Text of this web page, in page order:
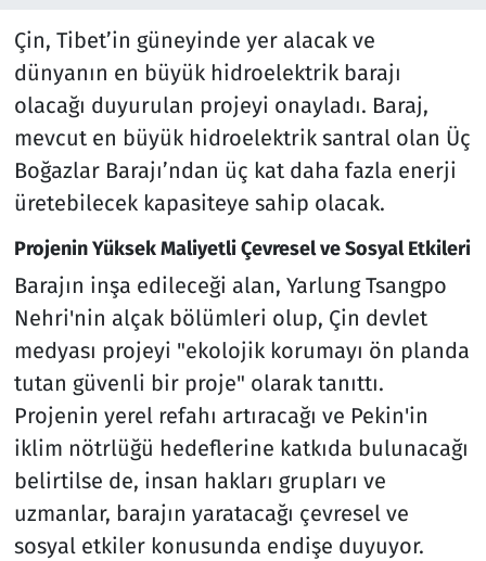
Çin, Tibet’in güneyinde yer alacak ve
dünyanın en büyük hidroelektrik barajı
olacağı duyurulan projeyi onayladı. Baraj,
mevcut en büyük hidroelektrik santral olan Üç
Boğazlar Barajı’ndan üç kat daha fazla enerji
üretebilecek kapasiteye sahip olacak.
Projenin Yüksek Maliyetli Çevresel ve Sosyal Etkileri
Barajın inşa edileceği alan, Yarlung Tsangpo
Nehri'nin alçak bölümleri olup, Çin devlet
medyası projeyi "ekolojik korumayı ön planda
tutan güvenli bir proje" olarak tanıttı.
Projenin yerel refahı artıracağı ve Pekin'in
iklim nötrlüğü hedeflerine katkıda bulunacağı
belirtilse de, insan hakları grupları ve
uzmanlar, barajın yaratacağı çevresel ve
sosyal etkiler konusunda endişe duyuyor.
Seçim 2023
Spor
Teknoloji ve Bilim
Televizyon